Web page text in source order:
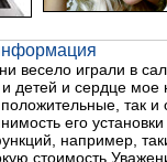
весело играли в
детей и сердце
так и
его
например,